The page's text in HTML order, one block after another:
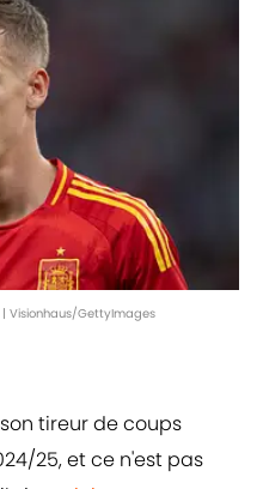
Visionhaus/GettyImages
tireur de coups
25, et ce n'est pas